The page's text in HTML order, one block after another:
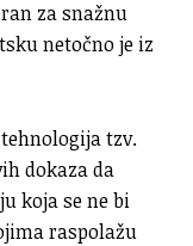
za snažnu
netočno je iz
tzv.
dokaza da
koja se ne bi
raspolažu